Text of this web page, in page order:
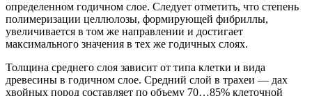
определенном годичном слое. Следует отметить, что степень
полимеризации целлюлозы, формирующей фибриллы,
увеличивается в том же направлении и достигает
максимального значения в тех же годичных слоях.
Толщина среднего слоя зависит от типа клетки и вида
древесины в годичном слое. Средний слой в трахеи — дах
хвойных пород составляет по объему 70…85% клеточной